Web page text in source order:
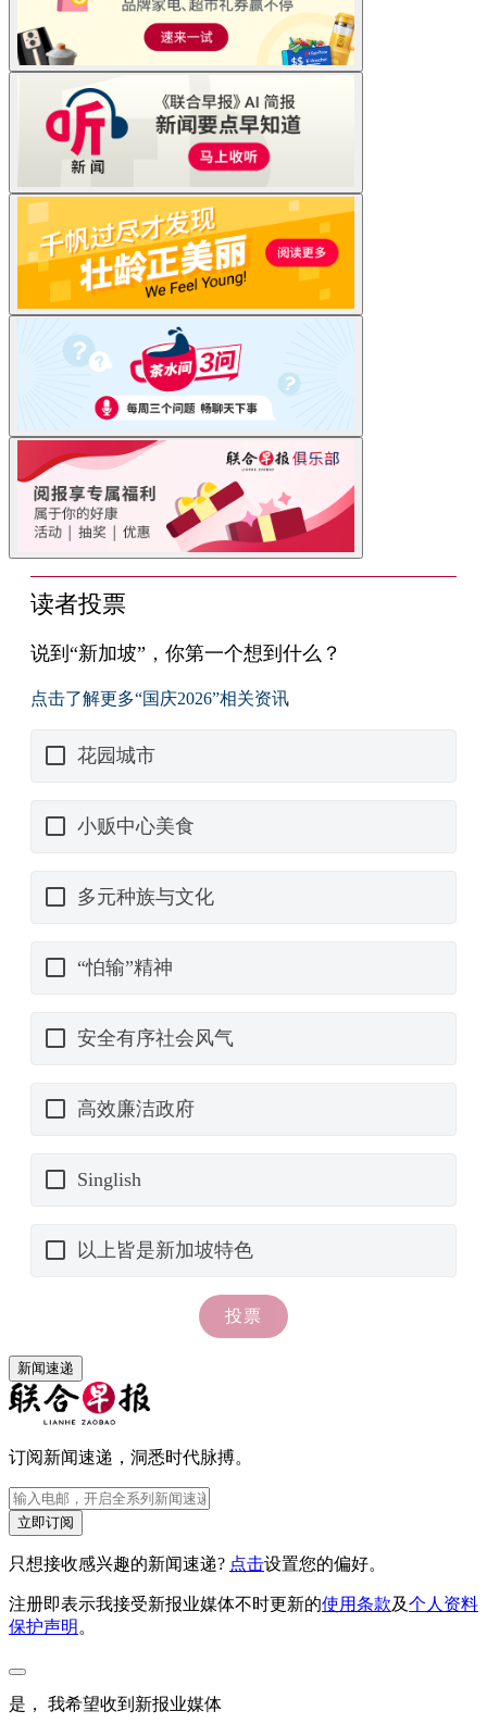
新闻速递
订阅新闻速递，洞悉时代脉搏。
立即订阅
只想接收感兴趣的新闻速递? 点击设置您的偏好。
注册即表示我接受新报业媒体不时更新的使用条款及个人资料
保护声明 。
是， 我希望收到新报业媒体